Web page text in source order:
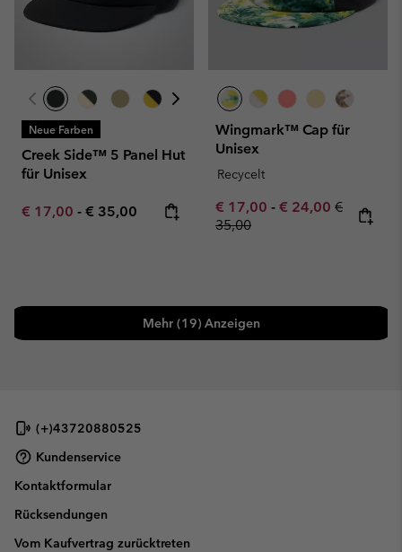
Neue Farben
Creek Side™ 5 Panel Hut
für Unisex
Minimum sale price:
€ 17,00 - Maximum price:
€ 35,00
Wingmark™ Cap für
Unisex
Recycelt
Minimum sale price:
€ 17,00 - Maximum sale
€ 24,00 Regular
€
35,00
Mehr (19) Anzeigen
(+)43720880525
Kundenservice
Kontaktformular
Rücksendungen
Vom Kaufvertrag zurücktreten